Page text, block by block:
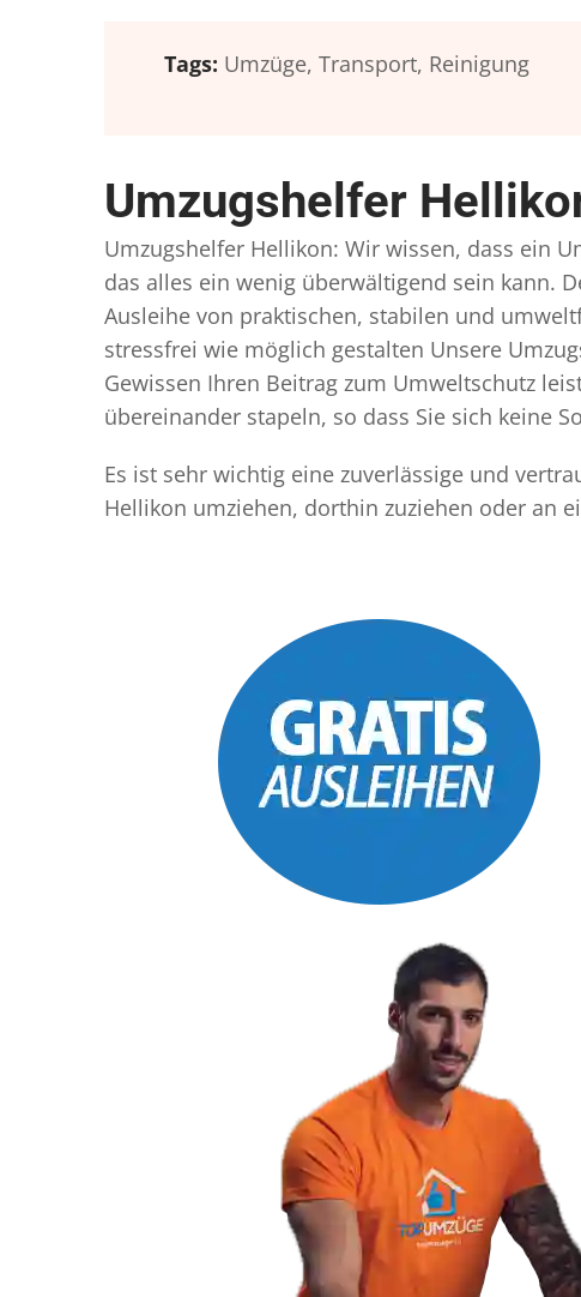
Tags: Umzüge, Transport, Reinigung
Umzugshelfer
Umzugshelfer Hellikon: Wir wissen, dass ein
das alles ein wenig überwältigend sein kann.
Ausleihe von praktischen, stabilen und
stressfrei wie möglich gestalten Unsere
Gewissen Ihren Beitrag zum Umweltschutz
übereinander stapeln, so dass Sie sich keine
Es ist sehr wichtig eine zuverlässige und
Hellikon umziehen, dorthin zuziehen oder an